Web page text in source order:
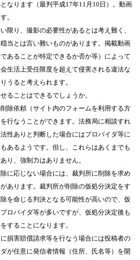
なります（最判平成17年11月10日）。動画
。
限り、撮影の必要性があるとは考え難く、
当とは言い難いものがあります。掲載動画
あることが特定できるか否か等）によって
生活上受任限度を超えて侵害される違法な
うると考えられます。
ることはできるでしょうか。
除依頼（サイト内のフォームを利用する方
行なうことができます。法務局に相談すれ
性ありと判断した場合にはプロバイダ等に
あるようです。但し、これらはあくまでも
り、強制力はありません。
に応じない場合には、裁判所に削除を求め
あります。裁判所が削除の仮処分決定をす
を命じる判決となる可能性が高いので、仮
ロバイダ等が多いですが、仮処分決定後も
することになります。
損害賠償請求等を行なう場合には投稿者の
が任意に発信者情報（住所、氏名等）を開